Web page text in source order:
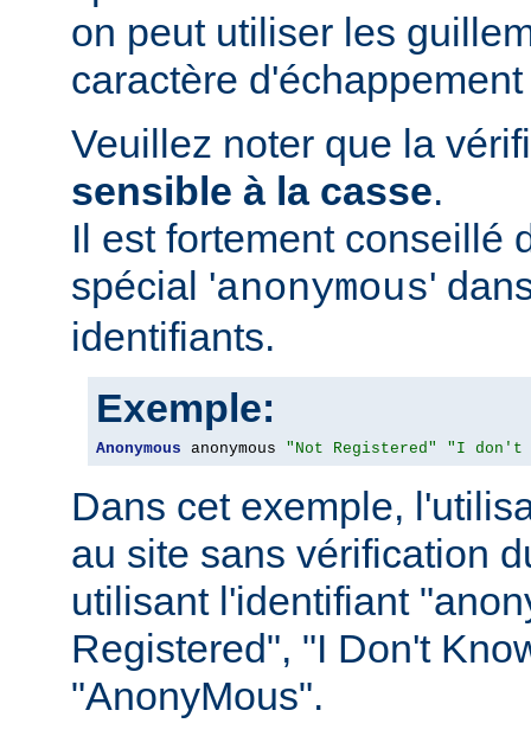
on peut utiliser les
caractère d'échappement
Veuillez noter que la
sensible à la casse.
Il est fortement conseillé
spécial 'anonymous'
identifiants.
Exemple:
Anonymous anonymous "Not Registered" "I don't
Dans cet exemple,
au site sans vérification
utilisant l'identifiant
Registered", "I Don't
"AnonyMous".